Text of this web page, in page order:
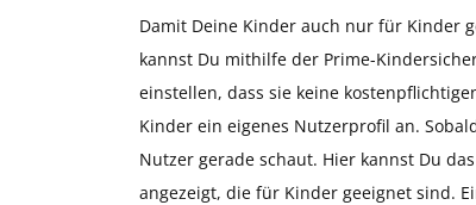
Damit Deine Kinder auch nur für Kinder
kannst Du mithilfe der Prime-
einstellen, dass sie keine
Kinder ein eigenes Nutzerprofil an.
Nutzer gerade schaut. Hier kannst Du
angezeigt, die für Kinder geeignet sind.